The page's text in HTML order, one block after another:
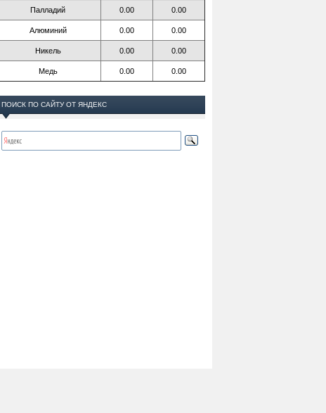
Палладий 0.00 0.00
Алюминий 0.00 0.00
Никель 0.00 0.00
Медь 0.00 0.00
ПОИСК ПО САЙТУ ОТ ЯНДЕКС